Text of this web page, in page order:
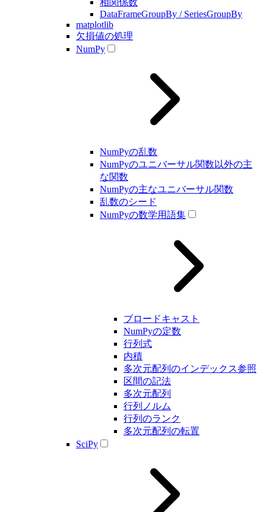
相関係数
DataFrameGroupBy / SeriesGroupBy
matplotlib
欠損値の処理
NumPy
NumPyの乱数
NumPyのユニバーサル関数以外の主
な関数
NumPyの主なユニバーサル関数
乱数のシード
NumPyの数学用語集
ブロードキャスト
NumPyの定数
行列式
内積
多次元配列のインデックス参照
区間の記法
多次元配列
行列ノルム
行列のランク
多次元配列の転置
SciPy